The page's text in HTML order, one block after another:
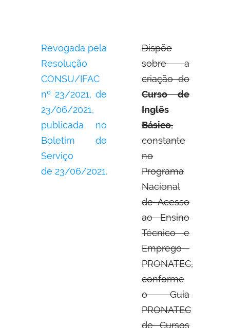
Revogada pela
Resolução
CONSU/IFAC
nº 23/2021, de
23/06/2021,
publicada no
Boletim de
Serviço
de 23/06/2021.
Dispõe
sobre a
criação do
Curso de
Inglês
Básico,
constante
no
Programa
Nacional
de Acesso
ao Ensino
Técnico e
Emprego -
PRONATEC,
conforme
o Guia
PRONATEC
de Cursos